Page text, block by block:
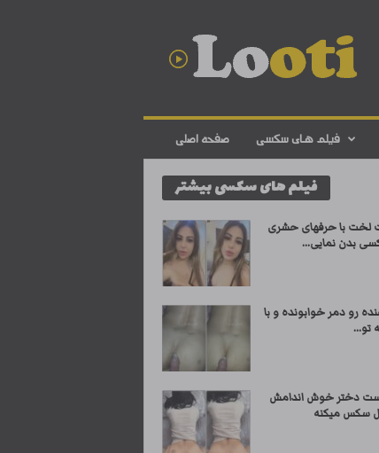
صفحه اصلی فیلم های سکسی
فیلم های سکسی بیشتر
لخت با حرفهای حشری
بدن نمایی...
رو دمر خوابونده و با
تو...
دختر خوش اندامش
سکس میکنه